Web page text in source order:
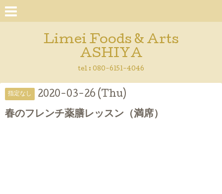
Limei Foods & Arts
ASHIYA
tel : 080-6151-4046
指定なし 2020-03-26 (Thu)
春のフレンチ薬膳レッスン（満席）